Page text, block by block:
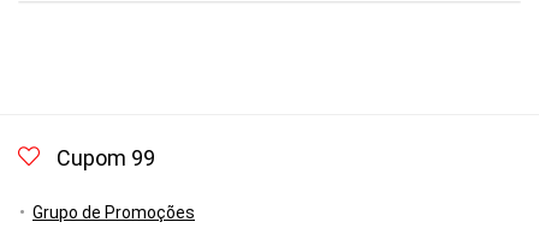
Cupom 99
Grupo de Promoções